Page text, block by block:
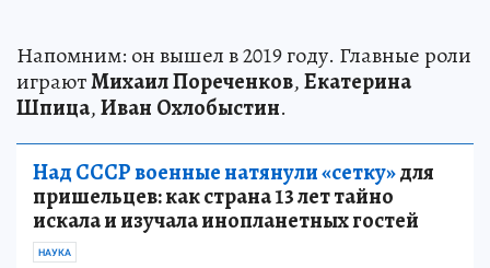
Напомним: он вышел в 2019 году. Главные роли
играютМихаилПореченков,Екатерина
Шпица,Иван Охлобыстин.
Над СССР военные натянули «сетку»для
пришельцев: как страна 13 лет тайно
искала и изучала инопланетных гостей
НАУКА